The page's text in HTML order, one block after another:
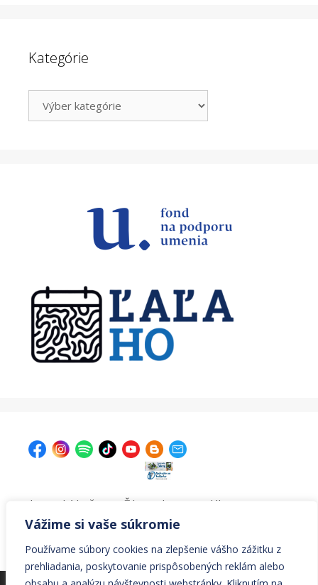
Vážime si vaše súkromie
Používame súbory cookies na zlepšenie vášho zážitku z
prehliadania, poskytovanie prispôsobených reklám alebo
Kategórie
| Krajská knižnica v Žiline, Ul. A. Bernoláka 47, 011 77
Žilina |kniznica@krajskakniznicazilina.sk